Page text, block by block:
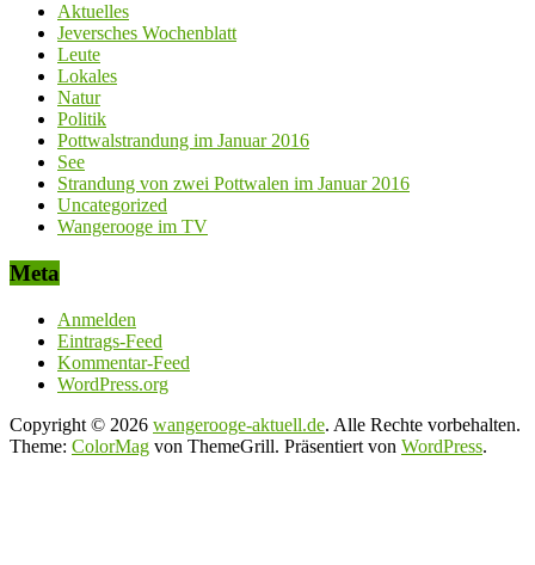
Aktuelles
Jeversches Wochenblatt
Leute
Lokales
Natur
Politik
Pottwalstrandung im Januar 2016
See
Strandung von zwei Pottwalen im Januar 2016
Uncategorized
Wangerooge im TV
Meta
Anmelden
Eintrags-Feed
Kommentar-Feed
WordPress.org
Copyright © 2026 wangerooge-aktuell.de. Alle Rechte vorbehalten.
Theme: ColorMag von ThemeGrill. Präsentiert von WordPress.